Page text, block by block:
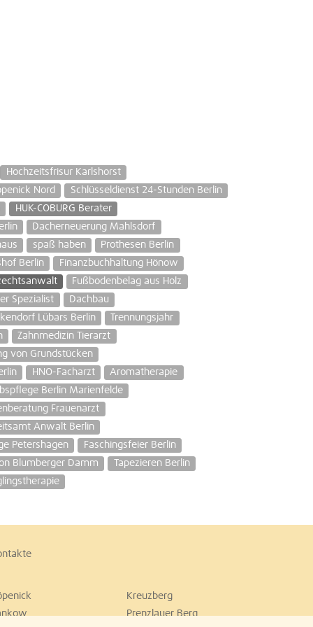
Hochzeitsfrisur Karlshorst
Nord
Schlüsseldienst 24-Stunden Berlin
HUK-COBURG Berater
Dacherneuerung Mahlsdorf
spaß haben
Prothesen Berlin
Berlin
Finanzbuchhaltung Hönow
Fußbodenbelag aus Holz
Spezialist
Dachbau
Lübars Berlin
Trennungsjahr
Zahnmedizin Tierarzt
von Grundstücken
HNO-Facharzt
Aromatherapie
Berlin Marienfelde
Frauenarzt
Anwalt Berlin
Petershagen
Faschingsfeier Berlin
Blumberger Damm
Tapezieren Berlin
Kreuzberg
Prenzlauer Berg